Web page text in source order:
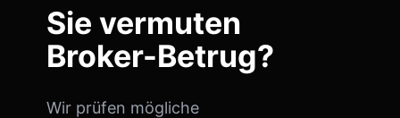
Sie vermuten
Broker-Betrug?
Wir prüfen mögliche